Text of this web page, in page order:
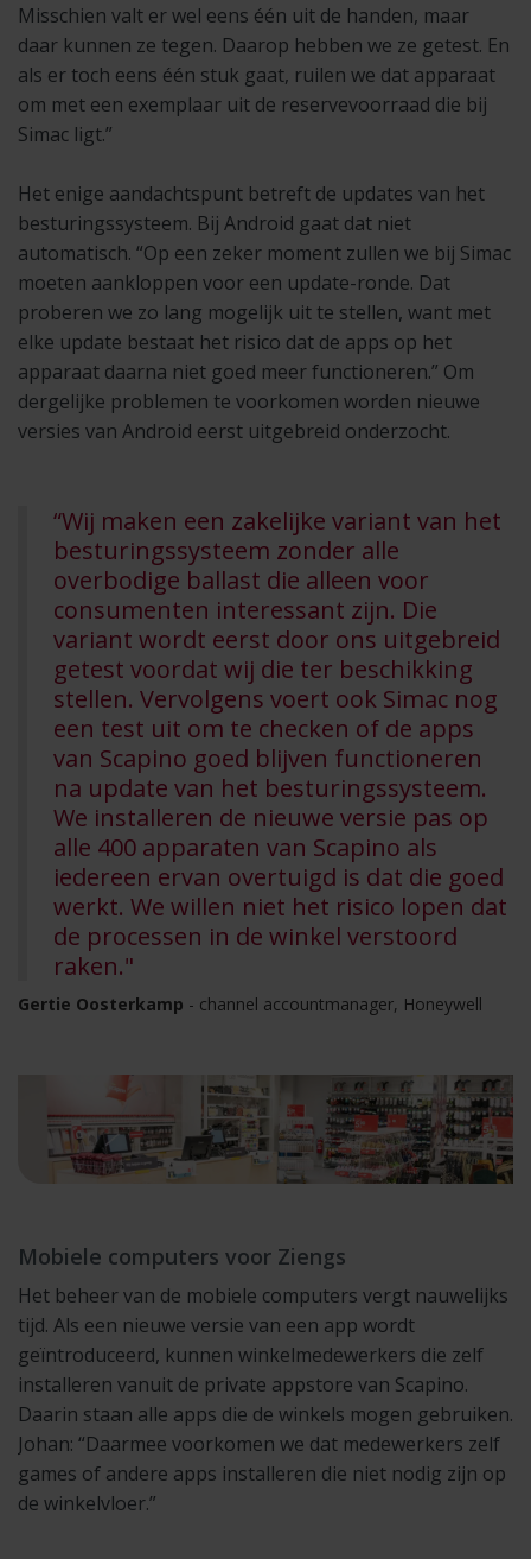
Misschien valt er wel eens één uit de handen, maar
daar kunnen ze tegen. Daarop hebben we ze getest. En
als er toch eens één stuk gaat, ruilen we dat apparaat
om met een exemplaar uit de reservevoorraad die bij
Simac ligt.”
Het enige aandachtspunt betreft de updates van het
besturingssysteem. Bij Android gaat dat niet
automatisch. “Op een zeker moment zullen we bij Simac
moeten aankloppen voor een update-ronde. Dat
proberen we zo lang mogelijk uit te stellen, want met
elke update bestaat het risico dat de apps op het
apparaat daarna niet goed meer functioneren.” Om
dergelijke problemen te voorkomen worden nieuwe
versies van Android eerst uitgebreid onderzocht.
“Wij maken een zakelijke variant van het
besturingssysteem zonder alle
overbodige ballast die alleen voor
consumenten interessant zijn. Die
variant wordt eerst door ons uitgebreid
getest voordat wij die ter beschikking
stellen. Vervolgens voert ook Simac nog
een test uit om te checken of de apps
van Scapino goed blijven functioneren
na update van het besturingssysteem.
We installeren de nieuwe versie pas op
alle 400 apparaten van Scapino als
iedereen ervan overtuigd is dat die goed
werkt. We willen niet het risico lopen dat
de processen in de winkel verstoord
raken."
Gertie Oosterkamp - channel accountmanager, Honeywell
Mobiele computers voor Ziengs
Het beheer van de mobiele computers vergt nauwelijks
tijd. Als een nieuwe versie van een app wordt
geïntroduceerd, kunnen winkelmedewerkers die zelf
installeren vanuit de private appstore van Scapino.
Daarin staan alle apps die de winkels mogen gebruiken.
Johan: “Daarmee voorkomen we dat medewerkers zelf
games of andere apps installeren die niet nodig zijn op
de winkelvloer.”